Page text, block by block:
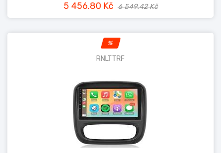
5 456.80 Kč 6 549.42 Kč
%
RNLTTRF